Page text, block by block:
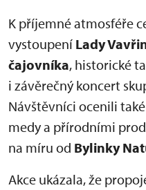
K příjemné atmosféře
vystoupení Lady
čajovníka, historické
i závěrečný koncert
Návštěvníci ocenili
medy a přírodními
na míru od Bylinky
Akce ukázala, že